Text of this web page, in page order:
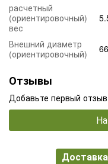
расчетный
(ориентировочный)
вес
Внешний диаметр
(ориентировочный)
Отзывы
Добавьте первый отзыв
Доставка